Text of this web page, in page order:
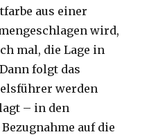
aus einer
wird,
mal, die Lage in
folgt das
werden
– in den
auf die